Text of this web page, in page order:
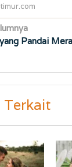
Pandai
Terkait